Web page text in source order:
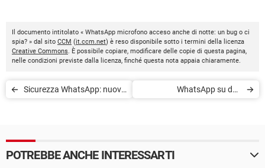
Il documento intitolato « WhatsApp microfono acceso anche di notte: un bug o ci
spia? » dal sito CCM (it.ccm.net) è reso disponibile sotto i termini della licenza
Creative Commons. È possibile copiare, modificare delle copie di questa pagina,
nelle condizioni previste dalla licenza, finché questa nota appaia chiaramente.
Sicurezza WhatsApp: nuove
WhatsApp su due
POTREBBE ANCHE INTERESSARTI